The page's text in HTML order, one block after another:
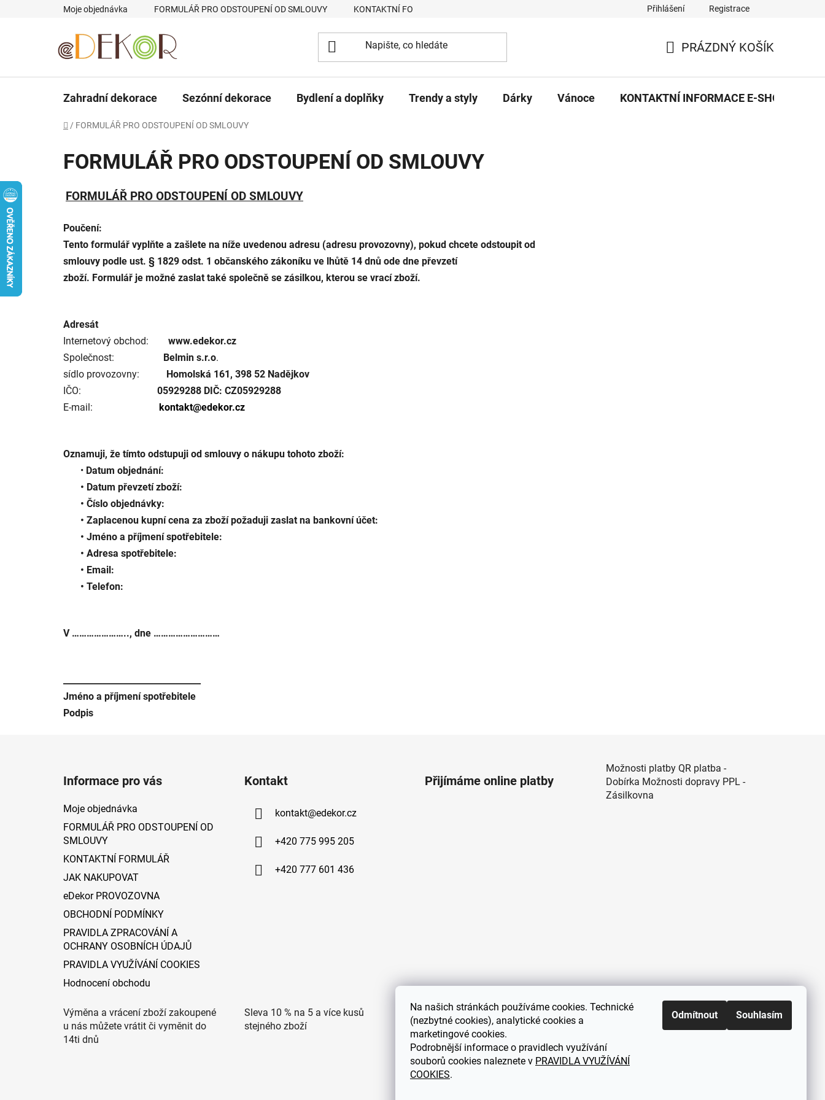
Na našich stránkách používáme cookies. Technické
(nezbytné cookies), analytické cookies a
marketingové cookies.
Podrobnější informace o pravidlech využívání
souborů cookies naleznete v PRAVIDLA VYUŽÍVÁNÍ
COOKIES.
Odmítnout Souhlasím
Moje objednávka FORMULÁŘ PRO ODSTOUPENÍ OD SMLOUVY KONTAKTNÍ FORMULÁŘ eDekor PROVOZOVNA OBCHODNÍ PODMÍNKY
Přihlášení Registrace
KOŠÍK
PRÁZDNÝ KOŠÍK
Zahradní dekorace Sezónní dekorace Bydlení a doplňky Trendy a styly Dárky Vánoce KONTAKTNÍ INFORMACE E-SHOPU
Domů
/ FORMULÁŘ PRO ODSTOUPENÍ OD SMLOUVY
FORMULÁŘ PRO ODSTOUPENÍ OD SMLOUVY
FORMULÁŘ PRO ODSTOUPENÍ OD SMLOUVY
Poučení:
Tento formulář vyplňte a zašlete na níže uvedenou adresu (adresu provozovny), pokud chcete odstoupit od
smlouvy podle ust. § 1829 odst. 1 občanského zákoníku ve lhůtě 14 dnů ode dne převzetí
zboží. Formulář je možné zaslat také společně se zásilkou, kterou se vrací zboží.
Adresát
Internetový obchod: www.edekor.cz
Společnost: Belmin s.r.o.
sídlo provozovny:
Homolská 161, 398 52 Nadějkov
IČO: 05929288 DIČ: CZ05929288
E-mail: kontakt@edekor.cz
Oznamuji, že tímto odstupuji od smlouvy o nákupu tohoto zboží:
• Datum objednání:
• Datum převzetí zboží:
• Číslo objednávky:
• Zaplacenou kupní cena za zboží požaduji zaslat na bankovní účet:
• Jméno a příjmení spotřebitele:
• Adresa spotřebitele:
• Email:
• Telefon:
V ………………….., dne ………………………
Jméno a příjmení spotřebitele
Podpis
Informace pro vás
Moje objednávka
FORMULÁŘ PRO ODSTOUPENÍ OD
SMLOUVY
KONTAKTNÍ FORMULÁŘ
JAK NAKUPOVAT
eDekor PROVOZOVNA
OBCHODNÍ PODMÍNKY
PRAVIDLA ZPRACOVÁNÍ A
OCHRANY OSOBNÍCH ÚDAJŮ
PRAVIDLA VYUŽÍVÁNÍ COOKIES
Hodnocení obchodu
Kontakt
kontakt@edekor.cz
+420 775 995 205
+420 777 601 436
Přijímáme online platby
Možnosti platby QR platba -
Dobírka Možnosti dopravy PPL -
Zásilkovna
Výměna a vrácení zboží zakoupené
u nás můžete vrátit či vyměnit do
14ti dnů
Sleva 10 % na 5 a více kusů
stejného zboží
Doprava po ČR zdarma pro
objednávky nad 2500 Kč
Zákaznická podpora každý všední
den od 9.00 do 18.00 hodin